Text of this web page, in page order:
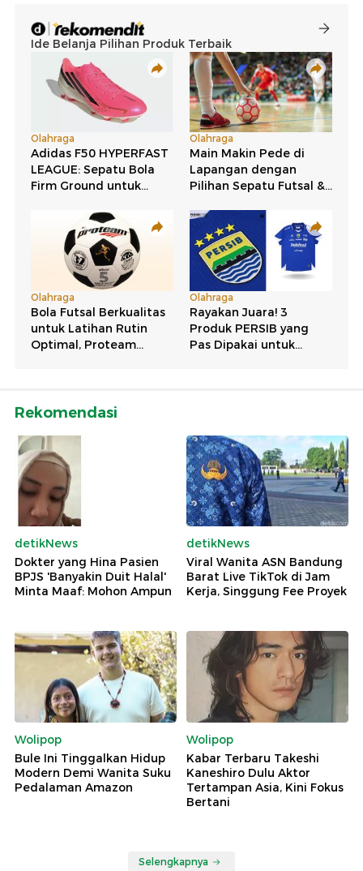
Rekomendasi
detikNews
Dokter yang Hina Pasien
BPJS 'Banyakin Duit Halal'
Minta Maaf: Mohon Ampun
detikNews
Viral Wanita ASN Bandung
Barat Live TikTok di Jam
Kerja, Singgung Fee Proyek
Wolipop
Bule Ini Tinggalkan Hidup
Modern Demi Wanita Suku
Pedalaman Amazon
Wolipop
Kabar Terbaru Takeshi
Kaneshiro Dulu Aktor
Tertampan Asia, Kini Fokus
Bertani
Selengkapnya